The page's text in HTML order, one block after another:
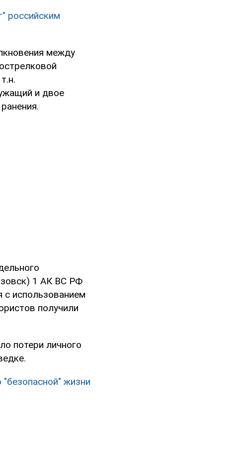
российским
между
и двое
1 АК ВС РФ
с использованием
получили
потери личного
жизни